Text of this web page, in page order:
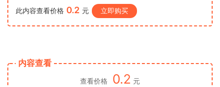
此内容查看价格 0.2 元 立即购买
内容查看
查看价格 0.2 元